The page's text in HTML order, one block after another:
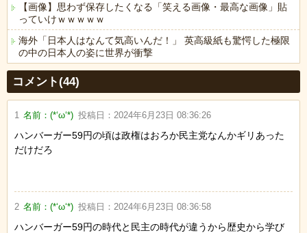
【画像】思わず保存したくなる「笑える画像・最高な画像」貼
っていけｗｗｗｗｗ
海外「日本人はなんて気高いんだ！」 英高級紙も驚愕した極限
の中の日本人の姿に世界が衝撃
Powered by livedoor 相互RSS
コメント(44)
1 名前：(*‘ω‘*) 投稿日： 2024年6月23日 08:36:26
ハンバーガー59円の頃は政権はおろか民主党なんかギリあった
だけだろ
2 名前：(*‘ω‘*) 投稿日： 2024年6月23日 08:36:58
ハンバーガー59円の時代と民主の時代が違うから歴史から学び